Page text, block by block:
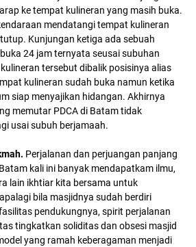
ke tempat kulineran yang masih buka.
mendatangi tempat kulineran
Kunjungan ketiga ada sebuah
24 jam ternyata seusai subuhan
tersebut dibalik posisinya alias
kulineran sudah buka namun ketika
siap menyajikan hidangan. Akhirnya
memutar PDCA di Batam tidak
usai subuh berjamaah.
Perjalanan dan perjuangan panjang
kali ini banyak mendapatkam ilmu,
lain ikhtiar kita bersama untuk
bila masjidnya sudah berdiri
pendukungnya, spirit perjalanan
tingkatkan soliditas dan obsesi masjid
yang ramah keberagaman menjadi